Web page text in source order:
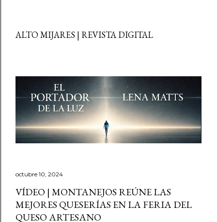
ALTO MIJARES | REVISTA DIGITAL
octubre 10, 2024
VÍDEO | MONTANEJOS REÚNE LAS
MEJORES QUESERÍAS EN LA FERIA DEL
QUESO ARTESANO